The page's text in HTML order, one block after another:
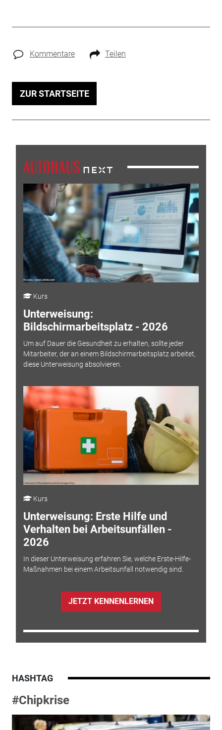
Kommentare Teilen
ZUR STARTSEITE
Kurs
Unterweisung:
Bildschirmarbeitsplatz - 2026
Um auf Dauer die Gesundheit zu erhalten, sollte jeder
Mitarbeiter, der an einem Bildschirmarbeitsplatz arbeitet,
diese Unterweisung absolvieren.
Kurs
Unterweisung: Erste Hilfe und
Verhalten bei Arbeitsunfällen -
2026
In dieser Unterweisung erfahren Sie, welche Erste-Hilfe-
Maßnahmen bei einem Arbeitsunfall notwendig sind.
JETZT KENNENLERNEN
HASHTAG
#Chipkrise